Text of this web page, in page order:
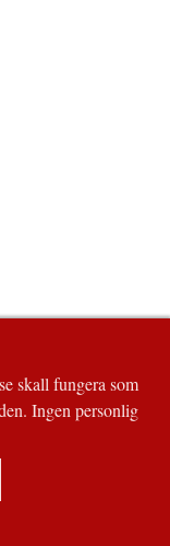
skall fungera som
Ingen personlig